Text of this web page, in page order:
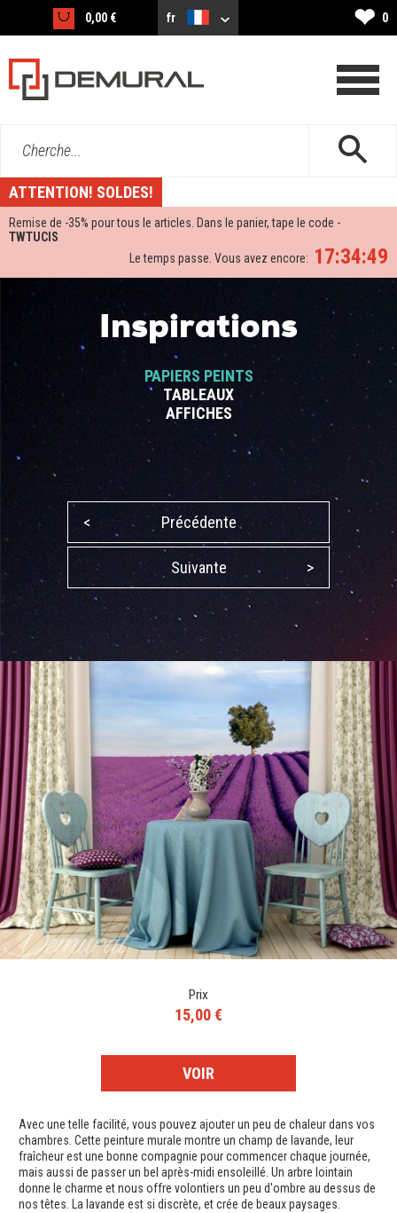
0,00 € fr ❤ 0
Cherche...
ATTENTION! SOLDES!
Remise de -35% pour tous le articles. Dans le panier, tape le code -
TWTUCIS
17:34:48
Le temps passe. Vous avez encore:
Inspirations
PAPIERS PEINTS
TABLEAUX
AFFICHES
< Précédente
Suivante >
Prix
15,00 €
VOIR
Avec une telle facilité, vous pouvez ajouter un peu de chaleur dans vos
chambres. Cette peinture murale montre un champ de lavande, leur
fraîcheur est une bonne compagnie pour commencer chaque journée,
mais aussi de passer un bel après-midi ensoleillé. Un arbre lointain
donne le charme et nous offre volontiers un peu d'ombre au dessus de
nos têtes. La lavande est si discrète, et crée de beaux paysages.